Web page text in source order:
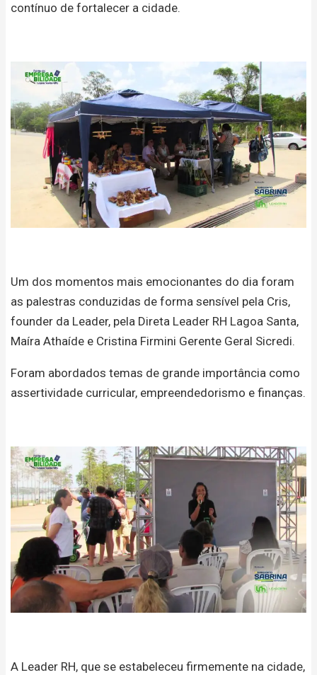
contínuo de fortalecer a cidade.
Um dos momentos mais emocionantes do dia foram
as palestras conduzidas de forma sensível pela Cris,
founder da Leader, pela Direta Leader RH Lagoa Santa,
Maíra Athaíde e Cristina Firmini Gerente Geral Sicredi.
Foram abordados temas de grande importância como
assertividade curricular, empreendedorismo e finanças.
A Leader RH, que se estabeleceu firmemente na cidade,